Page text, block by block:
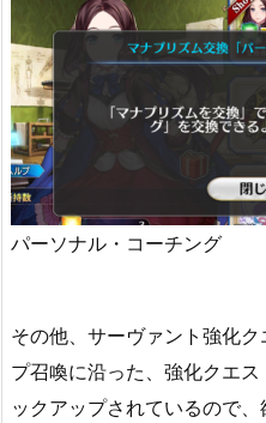
パーソナル・コーチング
その他、サーヴァント強化
プ召喚に沿った、強化クエ
ックアップされているので、